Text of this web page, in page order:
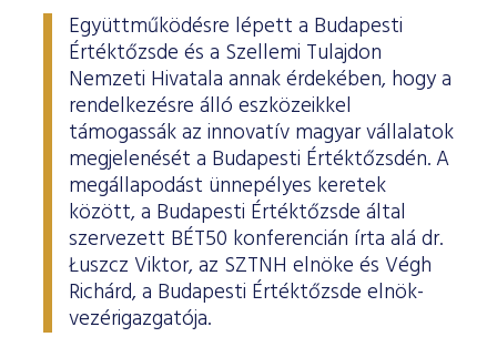
Együttműködésre lépett a Budapesti
Értéktőzsde és a Szellemi Tulajdon
Nemzeti Hivatala annak érdekében, hogy a
rendelkezésre álló eszközeikkel
támogassák az innovatív magyar vállalatok
megjelenését a Budapesti Értéktőzsdén. A
megállapodást ünnepélyes keretek
között, a Budapesti Értéktőzsde által
szervezett BÉT50 konferencián írta alá dr.
Łuszcz Viktor, az SZTNH elnöke és Végh
Richárd, a Budapesti Értéktőzsde elnök-
vezérigazgatója.